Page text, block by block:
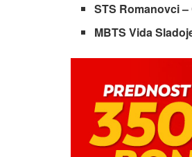
STS Romanovci –
MBTS Vida